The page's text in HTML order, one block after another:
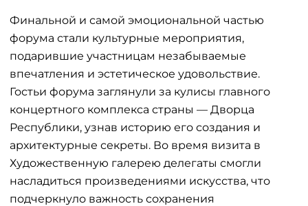
Финальной и самой эмоциональной частью
форума стали культурные мероприятия,
подарившие участницам незабываемые
впечатления и эстетическое удовольствие.
Гостьи форума заглянули за кулисы главного
концертного комплекса страны — Дворца
Республики, узнав историю его создания и
архитектурные секреты. Во время визита в
Художественную галерею делегаты смогли
насладиться произведениями искусства, что
подчеркнуло важность сохранения